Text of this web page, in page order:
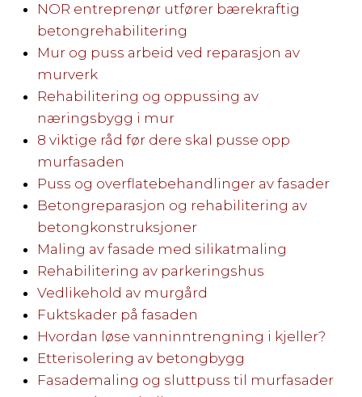
NOR entreprenør utfører bærekraftig
betongrehabilitering
Mur og puss arbeid ved reparasjon av
murverk
Rehabilitering og oppussing av
næringsbygg i mur
8 viktige råd før dere skal pusse opp
murfasaden
Puss og overflatebehandlinger av fasader
Betongreparasjon og rehabilitering av
betongkonstruksjoner
Maling av fasade med silikatmaling
Rehabilitering av parkeringshus
Vedlikehold av murgård
Fuktskader på fasaden
Hvordan løse vanninntrengning i kjeller?
Etterisolering av betongbygg
Fasademaling og sluttpuss til murfasader